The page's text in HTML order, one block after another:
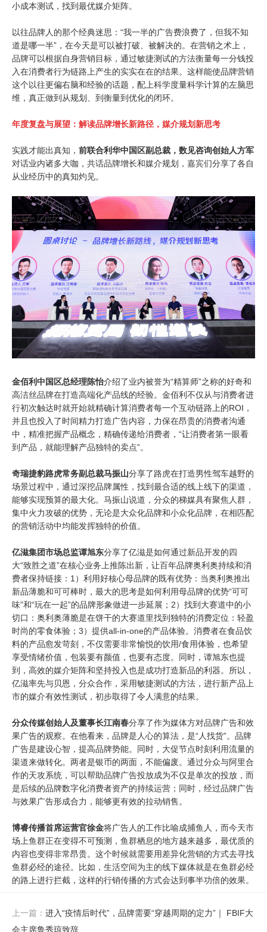
小成本测试，找到最优媒介矩阵。
以往品牌人的那个经典迷思：“我一半的广告费浪费了，但我不知
道是哪一半”，在今天是可以被打破、被解决的。在营销之术上，
品牌可以根据自身营销目标，通过敏捷测试的方法衡量每一分钱投
入在消费者行为链路上产生的实实在在的结果。这样能使品牌营销
这个以往更偏右脑和经验的话题，配上科学度量科学计算的左脑思
维，真正做到从规划、到衡量到优化的闭环。
年度复盘与展望： 解读品牌增长新路径，媒介规划新思考
实践才能出真知， 前联合利华中国区副总裁，数见咨询创始人方军
对话业内诸多大咖，共话品牌增长和媒介规划，嘉宾们分享了各自
从业经历中的真知灼见。
金佰利中国区总经理陈怡介绍了业内被誉为“精算师”之称的好奇和
高洁丝品牌在打造高端化产品线的经验。金佰利不仅从与消费者进
行初次触达时就开始就精确计算消费者每一个互动链路上的ROI，
并且也投入了时间精力打造广告内容，力保在昂贵的消费者沟通
中，精准把握产品概念，精确传递给消费者，“让消费者第一眼看
到产品，就能理解产品独特的卖点”。
奇瑞捷豹路虎常务副总裁马振山分享了路虎在打造男性驾车越野的
场景过程中，通过深挖品牌属性，找到最合适的线上线下的渠道，
能够实现预算的最大化。马振山说道，分众的梯媒具有聚焦人群，
集中火力攻破的优势，无论是大众化品牌和小众化品牌，在相匹配
的营销活动中均能发挥独特的价值。
亿滋集团市场总监谭旭东分享了亿滋是如何通过新品开发的四
大“致胜之道”在核心业务上推陈出新，让百年品牌奥利奥持续和消
费者保持链接：1）利用好核心母品牌的既有优势：当奥利奥推出
新品薄脆和可可棒时，最大的思考是如何利用母品牌的优势“可可
味”和“玩在一起”的品牌形象做进一步延展；2）找到大赛道中的小
切口：奥利奥薄脆是在饼干的大赛道里找到独特的消费定位：轻盈
时尚的零食体验；3）提供all-in-one的产品体验。消费者在食品饮
料的产品愈发苛刻，不仅需要非常愉悦的饮用/食用体验，也希望
享受情绪价值，包装要有颜值，也要有态度。同时，谭旭东也提
到，高效的媒介矩阵和坚持投入也是成功打造新品的利器。所以，
亿滋率先与贝恩，分众合作，采用敏捷测试的方法，进行新产品上
市的媒介有效性测试，初步取得了令人满意的结果。
分众传媒创始人及董事长江南春分享了作为媒体方对品牌广告和效
果广告的观察。在他看来，品牌是人心的算法，是“人找货”。品牌
广告是建设心智，提高品牌势能。同时，大促节点时刻利用流量的
渠道来做转化。两者是银币的两面，不能偏废。通过分众与阿里合
作的天攻系统，可以帮助品牌广告投放成为不仅是单次的投放，而
是后续的品牌数字化消费者资产的持续运营；同时，经过品牌广告
与效果广告形成合力，能够更有效的拉动销售。
博睿传播首席运营官徐金将广告人的工作比喻成捕鱼人，而今天市
场上鱼群正在变得不可预测，鱼群栖息的地方越来越多，最优质的
内容也变得非常昂贵。这个时候就需要用差异化营销的方式去寻找
鱼群必经的途径。比如，生活空间为主的线下媒体就是在鱼群必经
的路上进行拦截，这样的行销传播的方式会达到事半功倍的效果。
上一篇： 进入“疫情后时代”，品牌需要“穿越周期的定力”｜ FBIF大
会主席鲁秀琼致辞